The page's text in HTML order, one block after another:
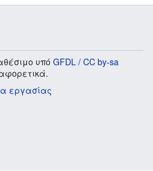
υπό GFDL / CC by-sa
εργασίας